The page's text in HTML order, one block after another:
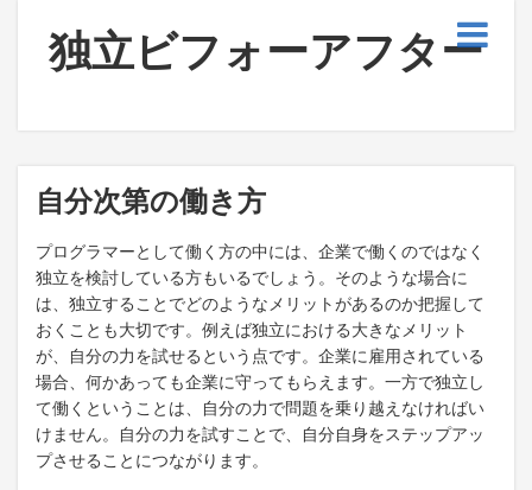
独立ビフォーアフター
自分次第の働き方
プログラマーとして働く方の中には、企業で働くのではなく
独立を検討している方もいるでしょう。そのような場合に
は、独立することでどのようなメリットがあるのか把握して
おくことも大切です。例えば独立における大きなメリット
が、自分の力を試せるという点です。企業に雇用されている
場合、何かあっても企業に守ってもらえます。一方で独立し
て働くということは、自分の力で問題を乗り越えなければい
けません。自分の力を試すことで、自分自身をステップアッ
プさせることにつながります。